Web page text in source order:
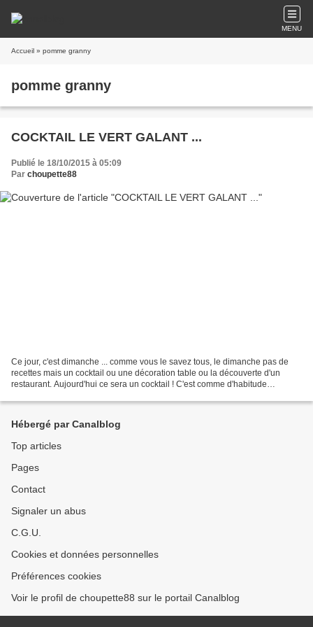
MENU
Accueil » pomme granny
pomme granny
COCKTAIL LE VERT GALANT ...
Publié le 18/10/2015 à 05:09
Par choupette88
Ce jour, c'est dimanche ... comme vous le savez tous, le dimanche pas de
recettes mais un cocktail ou une décoration table ou la découverte d'un
restaurant. Aujourd'hui ce sera un cocktail ! C'est comme d'habitude
Hébergé par Canalblog
Top articles
Pages
Contact
Signaler un abus
C.G.U.
Cookies et données personnelles
Préférences cookies
Voir le profil de choupette88 sur le portail Canalblog